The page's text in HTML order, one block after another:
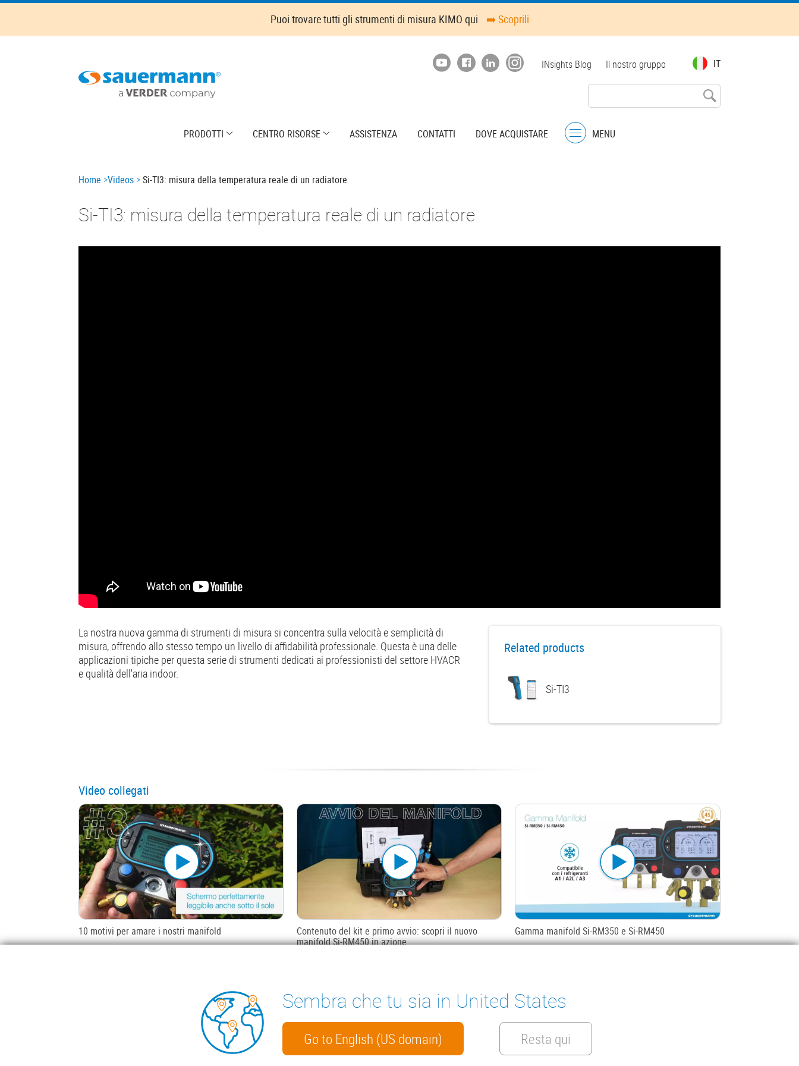
Skip
main
Puoi trovare tutti gli strumenti di misura KIMO qui ➡️ Scoprili
IT
Top
INsights Blog Il nostro gruppo
PRODOTTI CENTRO RISORSE ASSISTENZA CONTATTI
DOVE ACQUISTARE
Menu
MENU
Breadcrumb
Home Videos Si-TI3: misura della temperatura reale di un radiatore
Si-TI3: misura della temperatura reale di un radiatore
La nostra nuova gamma di strumenti di misura si concentra sulla velocità e semplicità di
misura, offrendo allo stesso tempo un livello di affidabilità professionale. Questa è una delle
applicazioni tipiche per questa serie di strumenti dedicati ai professionisti del settore HVACR
e qualità dell'aria indoor.
Related products
Si-TI3
Video collegati
10 motivi per amare i nostri manifold
Contenuto del kit e primo avvio: scopri il nuovo
manifold Si-RM450 in azione
Gamma manifold Si-RM350 e Si-RM450
Footer
POMPE DI SCARICO
CONDENSA
STRUMENTI DI MISURA
TECNICA
CONTATTO
INSIGHTS
Sembra che tu sia in United States
Go to English (US domain) Resta qui